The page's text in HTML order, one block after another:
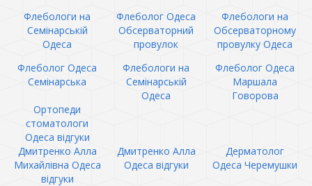
Флебологи на
Семінарській
Одеса
Флеболог Одеса
Обсерваторний
провулок
Флебологи на
Обсерваторному
провулку Одеса
Флеболог Одеса
Семінарська
Флебологи на
Семінарській
Одеса
Флеболог Одеса
Маршала
Говорова
Ортопеди
стоматологи
Одеса відгуки
Дмитренко Алла
Михайлівна Одеса
відгуки
Дмитренко Алла
Одеса відгуки
Дерматолог
Одеса Черемушки